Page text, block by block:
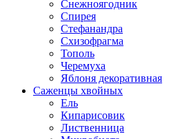
Снежноягодник
Спирея
Стефанандра
Схизофрагма
Тополь
Черемуха
Яблоня декоративная
Саженцы хвойных
Ель
Кипарисовик
Лиственница